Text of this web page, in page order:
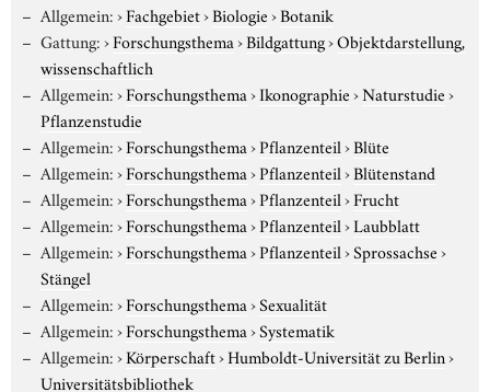
Allgemein:›Fachgebiet›Biologie›Botanik
Gattung:›Forschungsthema›Bildgattung›Objektdarstellung,
wissenschaftlich
Allgemein:›Forschungsthema›Ikonographie›Naturstudie›
Pflanzenstudie
Allgemein:›Forschungsthema›Pflanzenteil›Blüte
Allgemein:›Forschungsthema›Pflanzenteil›Blütenstand
Allgemein:›Forschungsthema›Pflanzenteil›Frucht
Allgemein:›Forschungsthema›Pflanzenteil›Laubblatt
Allgemein:›Forschungsthema›Pflanzenteil›Sprossachse›
Stängel
Allgemein:›Forschungsthema›Sexualität
Allgemein:›Forschungsthema›Systematik
Allgemein:›Körperschaft›Humboldt-Universität zu Berlin›
Universitätsbibliothek